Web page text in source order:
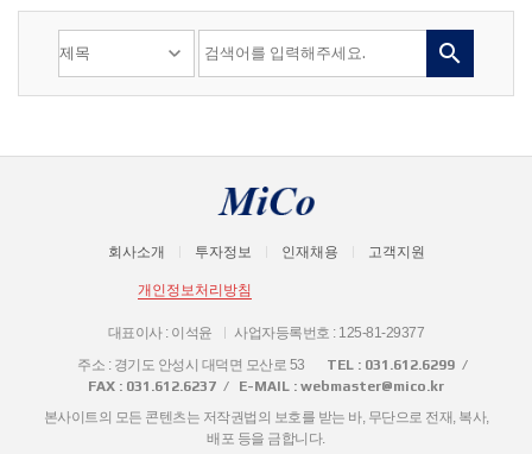

회사소개 투자정보 인재채용 고객지원
개인정보처리방침
대표이사 : 이석윤
사업자등록번호 : 125-81-29377
주소 : 경기도 안성시 대덕면 모산로 53
TEL : 031.612.6299
FAX : 031.612.6237
E-MAIL : webmaster@mico.kr
본사이트의 모든 콘텐츠는 저작권법의 보호를 받는 바, 무단으로 전재, 복사,
배포 등을 금합니다.